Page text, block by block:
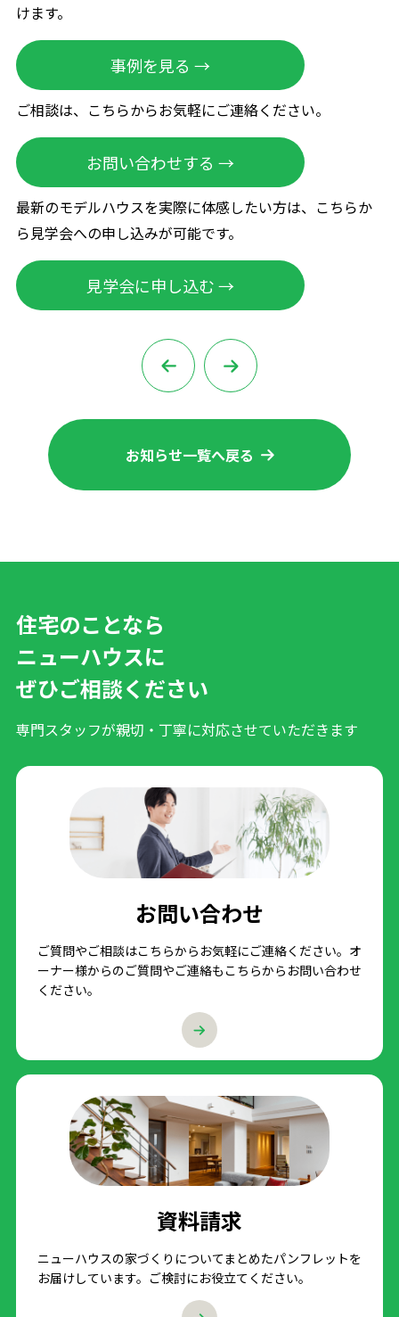
けます。
事例を見る →
ご相談は、こちらからお気軽にご連絡ください。
お問い合わせする →
最新のモデルハウスを実際に体感したい方は、こちらか
ら見学会への申し込みが可能です。
見学会に申し込む →
お知らせ一覧へ戻る
住宅のことなら
ニューハウスに
ぜひご相談ください
専門スタッフが親切・丁寧に対応させていただきます
お問い合わせ
ご質問やご相談はこちらからお気軽にご連絡ください。オ
ーナー様からのご質問やご連絡もこちらからお問い合わせ
ください。
資料請求
ニューハウスの家づくりについてまとめたパンフレットを
お届けしています。ご検討にお役立てください。